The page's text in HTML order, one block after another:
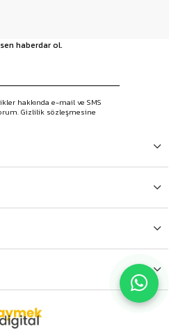
haberdar ol.
hakkında e-mail ve SMS
Gizlilik sözleşmesine